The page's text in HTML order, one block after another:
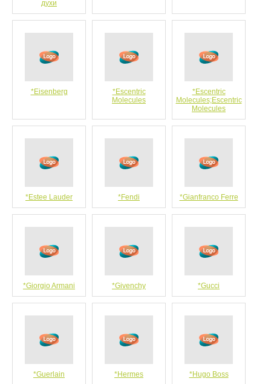
духи
*Eisenberg
*Escentric
Molecules
*Escentric
Molecules;Escentric
Molecules
*Estee Lauder *Fendi *Gianfranco Ferre
*Giorgio Armani *Givenchy *Gucci
*Guerlain *Hermes *Hugo Boss